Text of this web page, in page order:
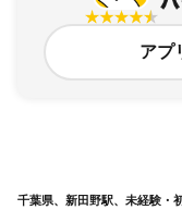
アプ
千葉県、新田野駅、未経験・